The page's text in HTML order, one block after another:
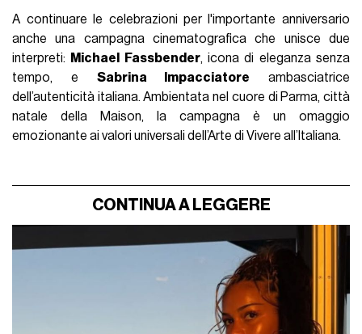
A continuare le celebrazioni per l'importante anniversario
anche una campagna cinematografica che unisce due
interpreti:
Michael Fassbender, icona di eleganza senza
tempo, e Sabrina Impacciatore ambasciatrice
dell’autenticità italiana. Ambientata nel cuore di Parma, città
natale della Maison, la campagna è un omaggio
emozionante ai valori universali dell’Arte di Vivere all’Italiana.
CONTINUA A LEGGERE